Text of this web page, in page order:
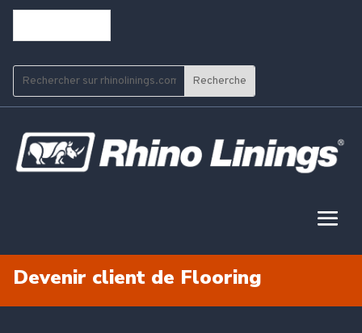
Devenir client de Flooring